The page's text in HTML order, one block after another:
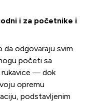
i za početnike i
da odgovaraju svim
početi sa
— dok
opremu
podstavljenim